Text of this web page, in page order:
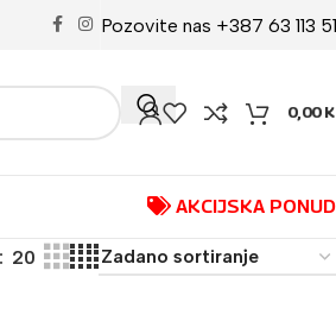
Pozovite nas +387 63 113
0,00
AKCIJSKA
20